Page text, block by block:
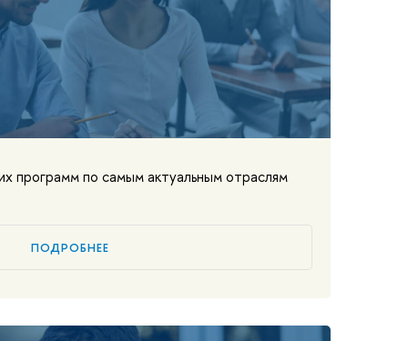
программ по самым актуальным отраслям
ПОДРОБНЕЕ